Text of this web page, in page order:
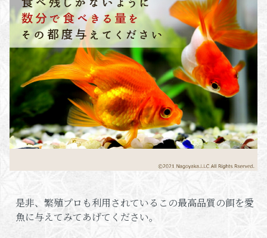
是非、繁殖プロも利用されているこの最高品質の餌を愛
魚に与えてみてあげてください。